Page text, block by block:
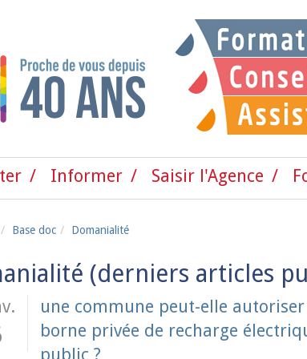
Informer Saisir l'Agence
Base doc Domanialité
une commune peut-elle
borne privée de recharge
public ?